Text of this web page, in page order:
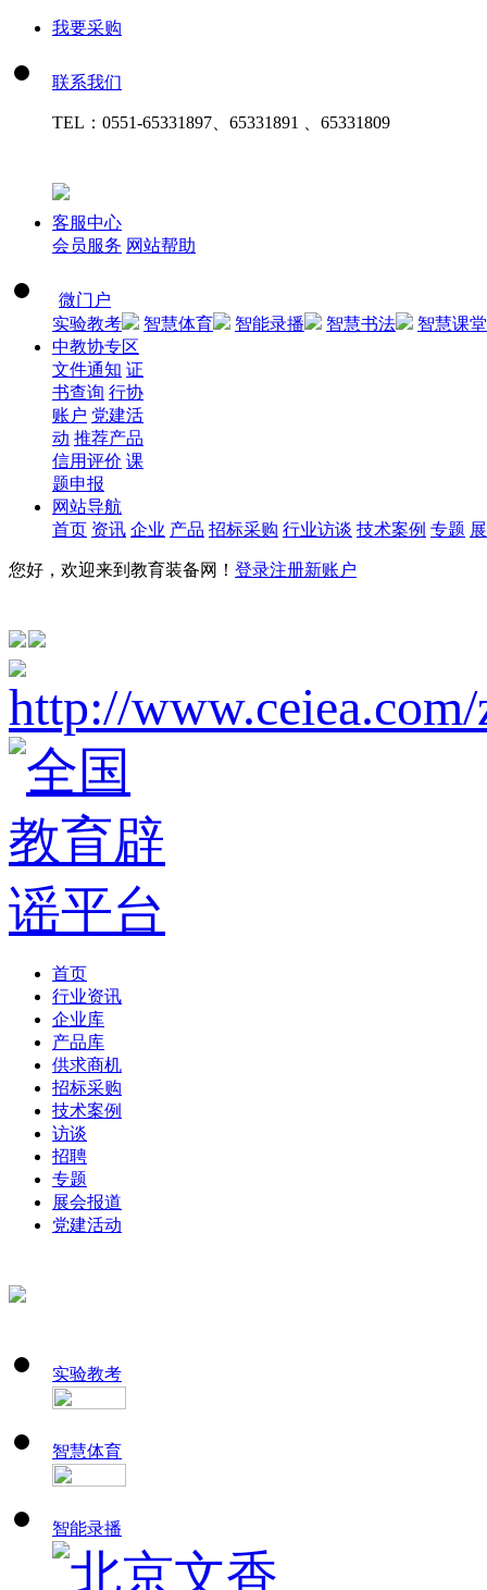
我要采购
联系我们
TEL： 0551-65331897、65331891 、65331809
客服中心
会员服务 网站帮助
微门户
实验教考
智慧体育 智能录播 智慧书法
智慧课堂
中教协专区
文件通知 证
书查询 行协
账户 党建活
动 推荐产品
信用评价 课
题申报
网站导航
首页 资讯 企业 产品 招标采购 行业访谈 技术案例 专题
您好，欢迎来到教育装备网！ 登录注册新账户
首页
行业资讯
企业库
产品库
供求商机
招标采购
技术案例
访谈
招聘
专题
展会报道
党建活动
实验教考
智慧体育
智能录播